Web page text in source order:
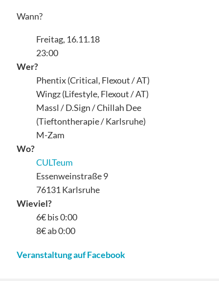
Wann?
Freitag, 16.11.18
23:00
Wer?
Phentix (Critical, Flexout / AT)
Wingz (Lifestyle, Flexout / AT)
Massl / D.Sign / Chillah Dee
(Tieftontherapie / Karlsruhe)
M-Zam
Wo?
CULTeum
Essenweinstraße 9
76131 Karlsruhe
Wieviel?
6€ bis 0:00
8€ ab 0:00
Veranstaltung auf Facebook